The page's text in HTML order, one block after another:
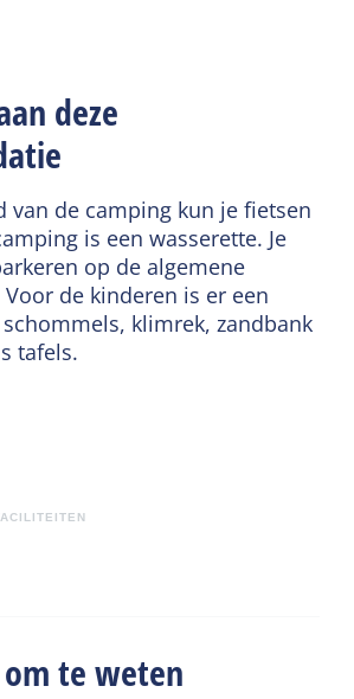
deze
van de camping kun je fietsen
is een wasserette. Je
op de algemene
de kinderen is er een
klimrek, zandbank
tafels.
te weten